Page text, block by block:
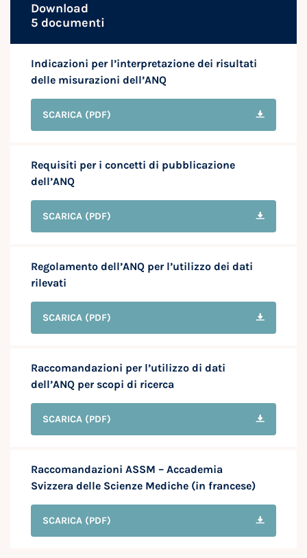
Download
5 documenti
Indicazioni per l’interpretazione dei risultati
delle misurazioni dell’ANQ
SCARICA (PDF)
Requisiti per i concetti di pubblicazione
dell’ANQ
SCARICA (PDF)
Regolamento dell’ANQ per l’utilizzo dei dati
rilevati
SCARICA (PDF)
Raccomandazioni per l’utilizzo di dati
dell’ANQ per scopi di ricerca
SCARICA (PDF)
Raccomandazioni ASSM – Accademia
Svizzera delle Scienze Mediche (in francese)
SCARICA (PDF)